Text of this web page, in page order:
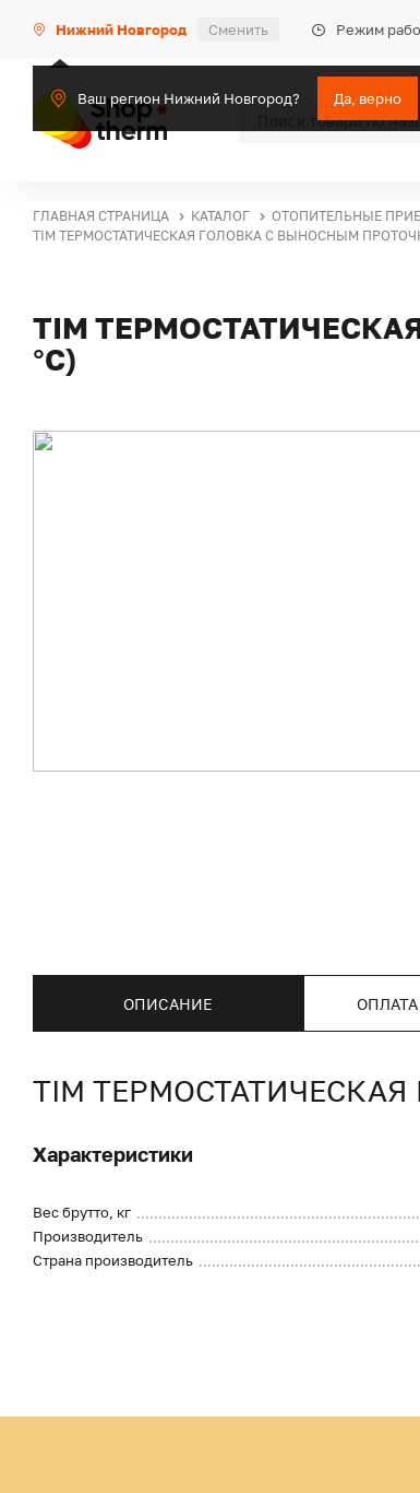
Нижний Новгород Сменить Режим
Ваш регион Нижний Новгород? Да, верно
ГЛАВНАЯ СТРАНИЦА КАТАЛОГ ОТОПИТЕЛЬНЫЕ
TIM ТЕРМОСТАТИЧЕСКАЯ ГОЛОВКА С ВЫНОСНЫМ
TIM
°C)
ОПИСАНИЕ
TIM
Характеристики
Вес брутто, кг
Производитель
Страна производитель